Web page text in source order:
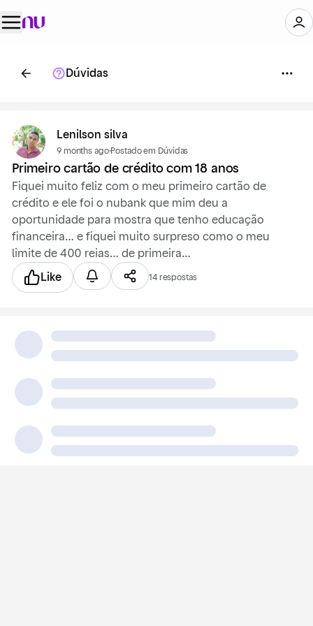
Dúvidas
Lenilson silva
9 months ago·Postado em Dúvidas
Primeiro cartão de crédito com 18 anos
Fiquei muito feliz com o meu primeiro cartão de
crédito e ele foi o nubank que mim deu a
oportunidade para mostra que tenho educação
financeira… e fiquei muito surpreso como o meu
limite de 400 reias… de primeira…
Like 14 respostas